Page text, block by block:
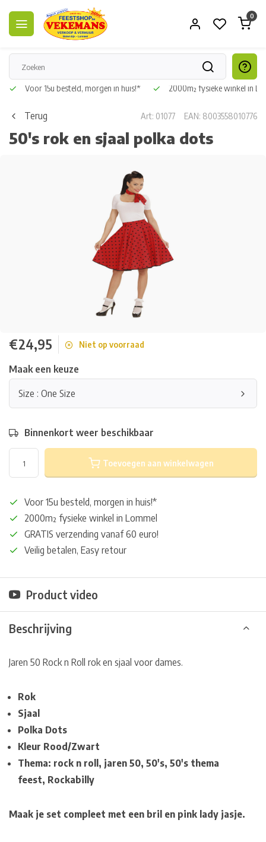
0
Voor 15u besteld, morgen in huis!* 2000m² fysieke winkel in
Terug Art: 01077 EAN: 8003558010776
50's rok en sjaal polka dots
€24,95 Niet op voorraad
Maak een keuze
Size : One Size
Binnenkort weer beschikbaar
Toevoegen aan winkelwagen
Voor 15u besteld, morgen in huis!*
2000m² fysieke winkel in Lommel
GRATIS verzending vanaf 60 euro!
Veilig betalen, Easy retour
Product video
Beschrijving
Jaren 50 Rock n Roll rok en sjaal voor dames.
Rok
Sjaal
Polka Dots
Kleur Rood/Zwart
Thema: rock n roll, jaren 50, 50's, 50's thema
feest, Rockabilly
Maak je set compleet met een bril en pink lady jasje.